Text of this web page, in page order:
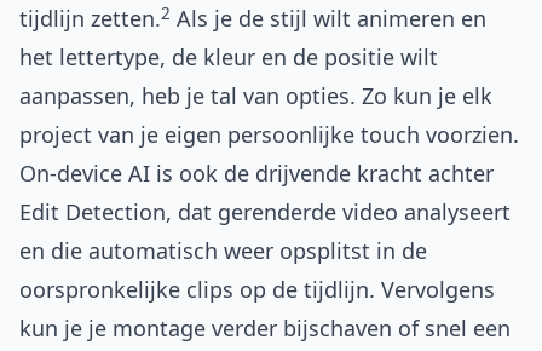
tijdlijn zetten.2 Als je de stijl wilt animeren en
het lettertype, de kleur en de positie wilt
aanpassen, heb je tal van opties. Zo kun je elk
project van je eigen persoonlijke touch voorzien.
On-device AI is ook de drijvende kracht achter
Edit Detection, dat gerenderde video analyseert
en die automatisch weer opsplitst in de
oorspronkelijke clips op de tijdlijn. Vervolgens
kun je je montage verder bijschaven of snel een